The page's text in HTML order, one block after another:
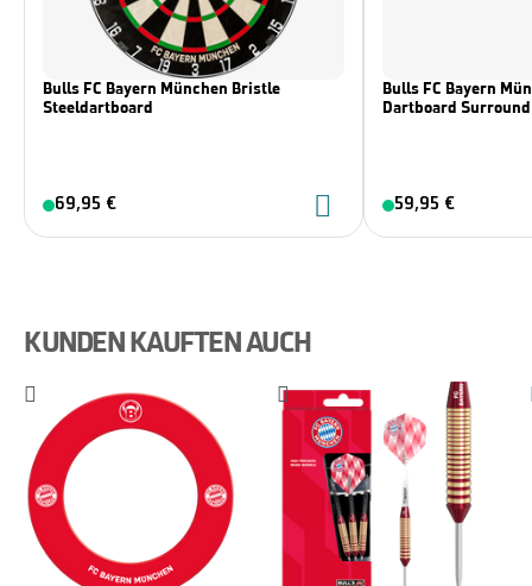
Bulls FC Bayern München Bristle
Steeldartboard
69,95 €
Bulls FC Bayern
Dartboard Surround
59,95 €
KUNDEN KAUFTEN AUCH